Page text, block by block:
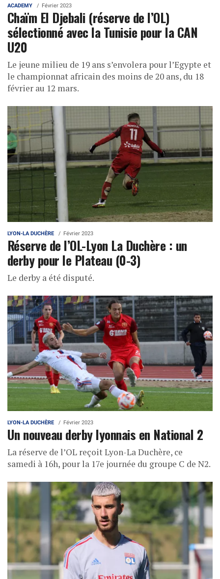
ACADEMY Février 2023
Chaïm El Djebali (réserve de l’OL)
sélectionné avec la Tunisie pour la CAN
U20
Le jeune milieu de 19 ans s’envolera pour l’Egypte et
le championnat africain des moins de 20 ans, du 18
février au 12 mars.
LYON-LA DUCHÈRE Février 2023
Réserve de l’OL-Lyon La Duchère : un
derby pour le Plateau (0-3)
Le derby a été disputé.
LYON-LA DUCHÈRE Février 2023
Un nouveau derby lyonnais en National 2
La réserve de l’OL reçoit Lyon-La Duchère, ce
samedi à 16h, pour la 17e journée du groupe C de N2.